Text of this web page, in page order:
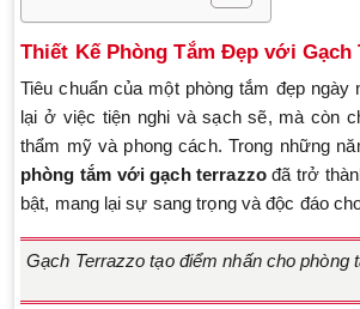
Thiết Kế Phòng Tắm Đẹp với Gạch
Tiêu chuẩn của một phòng tắm đẹp ngày
lại ở việc tiện nghi và sạch sẽ, mà còn
thẩm mỹ và phong cách. Trong những
phòng tắm với gạch terrazzođã trở
bật, mang lại sự sang trọng và độc đáo
Gạch Terrazzo tạo điểm nhấn cho phòng